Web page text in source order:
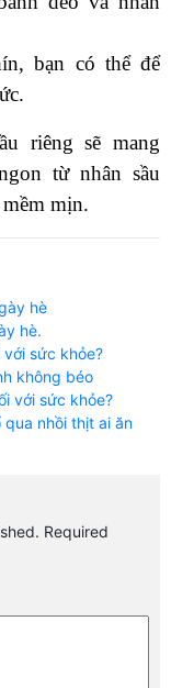
bạn có thể để
riêng sẽ mang
từ nhân sầu
mịn.
hè
hè.
sức khỏe?
không béo
với sức khỏe?
nhồi thịt ai ăn
Required